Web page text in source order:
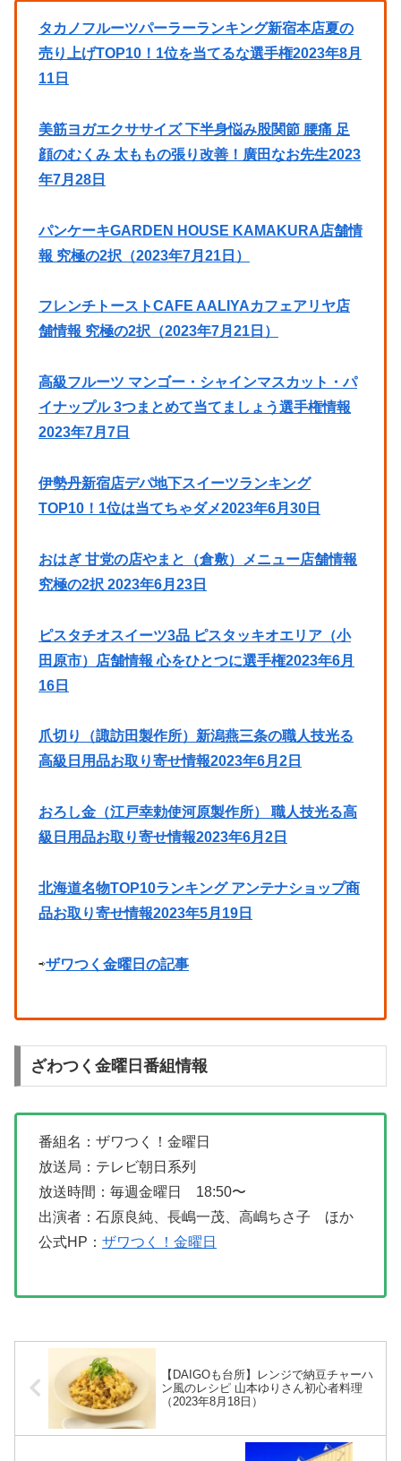
タカノフルーツパーラーランキング新宿本店夏の
売り上げTOP10！1位を当てるな選手権2023年8月
11日
美筋ヨガエクササイズ 下半身悩み股関節 腰痛 足
顔のむくみ 太ももの張り改善！廣田なお先生2023
年7月28日
パンケーキGARDEN HOUSE KAMAKURA店舗情
報 究極の2択（2023年7月21日）
フレンチトーストCAFE AALIYAカフェアリヤ店
舗情報 究極の2択（2023年7月21日）
高級フルーツ マンゴー・シャインマスカット・パ
イナップル 3つまとめて当てましょう選手権情報
2023年7月7日
伊勢丹新宿店デパ地下スイーツランキング
TOP10！1位は当てちゃダメ2023年6月30日
おはぎ 甘党の店やまと（倉敷）メニュー店舗情報
究極の2択 2023年6月23日
ピスタチオスイーツ3品 ピスタッキオエリア（小
田原市）店舗情報 心をひとつに選手権2023年6月
16日
爪切り（諏訪田製作所）新潟燕三条の職人技光る
高級日用品お取り寄せ情報2023年6月2日
おろし金（江戸幸勅使河原製作所） 職人技光る高
級日用品お取り寄せ情報2023年6月2日
北海道名物TOP10ランキング アンテナショップ商
品お取り寄せ情報2023年5月19日
⇨ザワつく金曜日の記事
ざわつく金曜日番組情報
番組名：ザワつく！金曜日
放送局：テレビ朝日系列
放送時間：毎週金曜日 18:50〜
出演者：石原良純、長嶋一茂、高嶋ちさ子 ほか
公式HP： ザワつく！金曜日
【DAIGOも台所】レンジで納豆チャーハ
ン風のレシピ 山本ゆりさん初心者料理
（2023年8月18日）